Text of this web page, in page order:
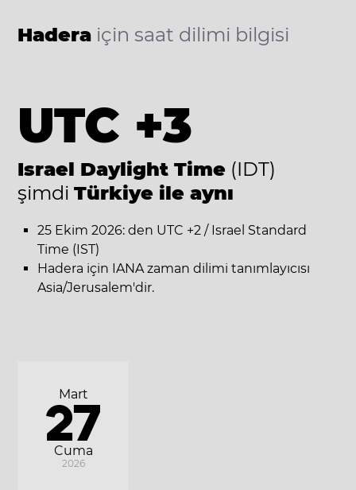
Hadera için saat dilimi bilgisi
UTC +3
Israel Daylight Time (IDT)
şimdi Türkiye ile aynı
25 Ekim 2026: den UTC +2 / Israel Standard
Time (IST)
Hadera için IANA zaman dilimi tanımlayıcısı
Asia/Jerusalem'dir.
Cuma
Mart
27
2026